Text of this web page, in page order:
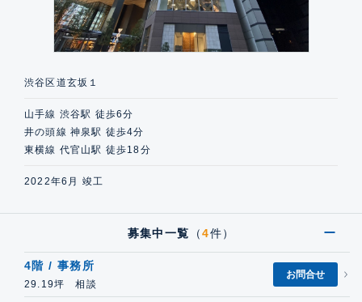
渋谷区道玄坂１
山手線 渋谷駅 徒歩6分
井の頭線 神泉駅 徒歩4分
東横線 代官山駅 徒歩18分
2022年6月 竣工
募集中一覧 （4件）
4階 / 事務所
29.19坪 相談
お問合せ